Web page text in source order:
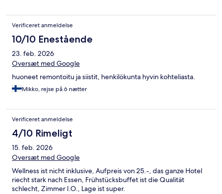
Verificeret anmeldelse
10/10 Enestående
23. feb. 2026
Oversæt med Google
huoneet remontoitu ja siistit, henkilökunta hyvin kohteliasta.
Mikko, rejse på 6 nætter
Verificeret anmeldelse
4/10 Rimeligt
15. feb. 2026
Oversæt med Google
Wellness ist nicht inklusive, Aufpreis von 25.-, das ganze Hotel
riecht stark nach Essen, Frühstücksbuffet ist die Qualität
schlecht, Zimmer I.O., Lage ist super.